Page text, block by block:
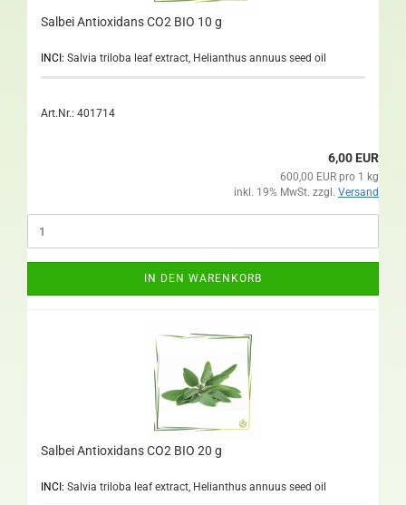
Salbei Antioxidans CO2 BIO 10 g
INCI: Salvia triloba leaf extract, Helianthus annuus seed oil
Art.Nr.: 401714
6,00 EUR
600,00 EUR pro 1 kg
inkl. 19% MwSt. zzgl. Versand
IN DEN WARENKORB
Salbei Antioxidans CO2 BIO 20 g
INCI: Salvia triloba leaf extract, Helianthus annuus seed oil